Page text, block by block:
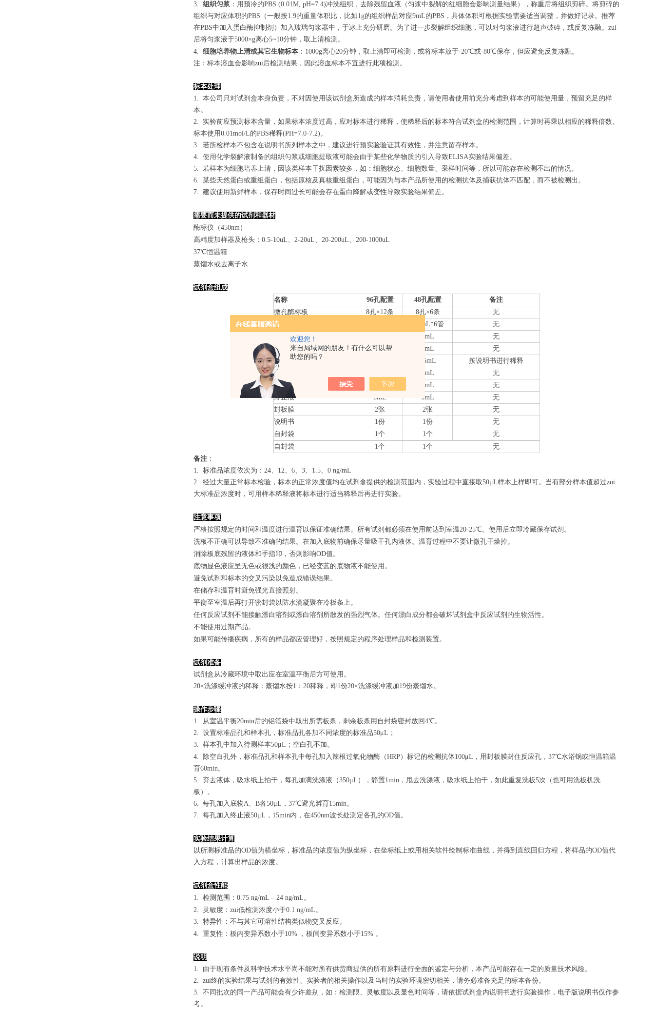
欢迎您！
来自局域网的朋友！有什么可以帮
助您的吗？
3. 组织匀浆 ：用预冷的PBS (0.01M, pH=7.4)冲洗组织，去除残留血液（匀浆中裂解的红细胞会影响测量结果），称重后将组织剪碎。将剪碎的
组织与对应体积的PBS（一般按1:9的重量体积比，比如1g的组织样品对应9mL的PBS，具体体积可根据实验需要适当调整，并做好记录。推荐
在PBS中加入蛋白酶抑制剂）加入玻璃匀浆器中，于冰上充分研磨。为了进一步裂解组织细胞，可以对匀浆液进行超声破碎，或反复冻融。zui
后将匀浆液于5000×g离心5~10分钟，取上清检测。
4. 细胞培养物上清或其它生物标本 ：1000g离心20分钟，取上清即可检测，或将标本放于-20℃或-80℃保存，但应避免反复冻融。
注：标本溶血会影响zui后检测结果，因此溶血标本不宜进行此项检测。
标本处理
1. 本公司只对试剂盒本身负责，不对因使用该试剂盒所造成的样本消耗负责，请使用者使用前充分考虑到样本的可能使用量，预留充足的样
本。
2. 实验前应预测标本含量，如果标本浓度过高，应对标本进行稀释，使稀释后的标本符合试剂盒的检测范围，计算时再乘以相应的稀释倍数。
标本使用0.01mol/L的PBS稀释(PH=7.0-7.2)。
3. 若所检样本不包含在说明书所列样本之中，建议进行预实验验证其有效性，并注意留存样本。
4. 使用化学裂解液制备的组织匀浆或细胞提取液可能会由于某些化学物质的引入导致ELISA实验结果偏差。
5. 若样本为细胞培养上清，因该类样本干扰因素较多，如：细胞状态、细胞数量、采样时间等，所以可能存在检测不出的情况。
6. 某些天然蛋白或重组蛋白，包括原核及真核重组蛋白，可能因为与本产品所使用的检测抗体及捕获抗体不匹配，而不被检测出。
7. 建议使用新鲜样本，保存时间过长可能会存在蛋白降解或变性导致实验结果偏差。
需要而未提供的试剂和器材
酶标仪（450nm）
高精度加样器及枪头：0.5-10uL、2-20uL、20-200uL、200-1000uL
37℃恒温箱
蒸馏水或去离子水
试剂盒组成
名称
96孔配置 48孔配置
备注
微孔酶标板
8孔×12条 8孔×6条
无
标准品
mL*6管
无
样本稀释液
3mL
无
检测抗体-HRP
10mL 5mL
无
20×洗涤缓冲液
15mL
按说明书进行稀释
底物A
3mL
无
底物B
6mL 3mL
无
终止液
6mL 3mL
无
封板膜
2张 2张
无
说明书
1份 1份
无
自封袋
1个 1个
无
自封袋
1个 1个
无
备注 ：
1. 标准品浓度依次为：24、12、6、3、1.5、0 ng/mL
2. 经过大量正常标本检验，标本的正常浓度值均在试剂盒提供的检测范围内，实验过程中直接取50μL样本上样即可。当有部分样本值超过zui
大标准品浓度时，可用样本稀释液将标本进行适当稀释后再进行实验。
注意事项
严格按照规定的时间和温度进行温育以保证准确结果。所有试剂都必须在使用前达到室温20-25℃。使用后立即冷藏保存试剂。
洗板不正确可以导致不准确的结果。在加入底物前确保尽量吸干孔内液体。温育过程中不要让微孔干燥掉。
消除板底残留的液体和手指印，否则影响OD值。
底物显色液应呈无色或很浅的颜色，已经变蓝的底物液不能使用。
避免试剂和标本的交叉污染以免造成错误结果。
在储存和温育时避免强光直接照射。
平衡至室温后再打开密封袋以防水滴凝聚在冷板条上。
任何反应试剂不能接触漂白溶剂或漂白溶剂所散发的强烈气体。任何漂白成分都会破坏试剂盒中反应试剂的生物活性。
不能使用过期产品。
如果可能传播疾病，所有的样品都应管理好，按照规定的程序处理样品和检测装置。
试剂准备
试剂盒从冷藏环境中取出应在室温平衡后方可使用。
20×洗涤缓冲液的稀释：蒸馏水按1：20稀释，即1份20×洗涤缓冲液加19份蒸馏水。
操作步骤
1. 从室温平衡20min后的铝箔袋中取出所需板条，剩余板条用自封袋密封放回4℃。
2. 设置标准品孔和样本孔，标准品孔各加不同浓度的标准品50μL；
3. 样本孔中 加 入待测样本50μL；空白孔不加。
4.
除空白孔外，标准品孔和样本孔中每孔加入辣根过氧化物酶（HRP）标记的检测抗体100μL，用封板膜封住反应孔，37℃水浴锅或恒温箱温
育60min。
5. 弃去液体，吸水纸上拍干，每孔加满洗涤液 （350μL ）
，静置1min，甩去洗涤液，吸水纸上拍干，如此重复洗板5次（也可用洗板机洗
板）。
6. 每孔加入底物A、B各50μL，37℃避光孵育15min。
7. 每孔加入终止液50μL，15min内，在450nm波长处测定各孔的OD值。
实验结果计算
以所测标准品的OD值为横坐标， 标准品的浓度值为纵坐标，在坐标纸上或用相关软件绘制 标准曲线 ，并得到 直线回归方程 ， 将样品的OD值代
入方程，计算出样品的浓度。
试剂盒性能
1. 检测范围 ： 0.75 ng/mL – 24 ng/mL。
2. 灵敏度：zui低检测浓度小于0.1 ng/mL。
3. 特异性：不与其它可溶性结构类似物交叉反应。
4. 重复性：板内变异系数小于10% ， 板间变异系数小于15% 。
说明
1. 由于现有条件及科学技术水平尚不能对所有供货商提供的所有原料进行全面的鉴定与分析，本产品可能存在一定的质量技术风险。
2. zui终的实验结果与试剂的有效性、实验者的相关操作以及当时的实验环境密切相关，请务必准备充足的标本备份。
3. 不同批次的同一产品可能会有少许差别，如：检测限、灵敏度以及显色时间等，请依据试剂盒内说明书进行实验操作，电子版说明书仅作参
考。